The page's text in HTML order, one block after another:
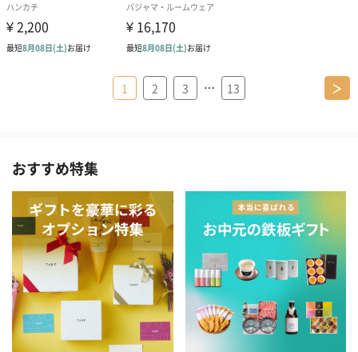
1 2 3 … 13 ＞
おすすめ特集